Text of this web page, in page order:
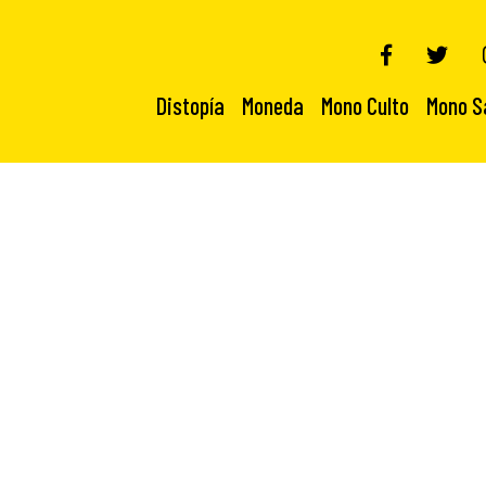
Distopía Moneda Mono Culto Mono